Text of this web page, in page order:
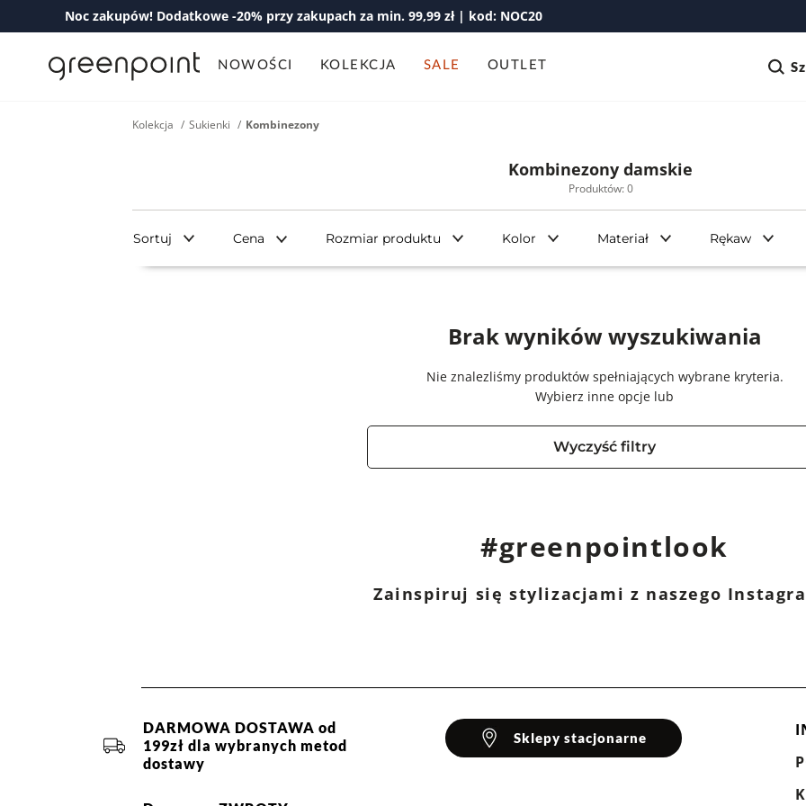
Noc zakupów! Dodatkowe -20% przy zakupach za min. 99,99 zł | kod: NOC20
NOWOŚCI KOLEKCJA SALE OUTLET
Kolekcja Sukienki Kombinezony
Kombinezony damskie
Produktów: 0
Sortuj Cena Rozmiar produktu Kolor Materiał Rękaw
Brak wyników wyszukiwania
Nie znalezliśmy produktów spełniających wybrane kryteria.
Wybierz inne opcje lub
Wyczyść filtry
#greenpointlook
Zainspiruj się stylizacjami z naszego
DARMOWA DOSTAWA od
199zł dla wybranych metod
dostawy
Sklepy stacjonarne